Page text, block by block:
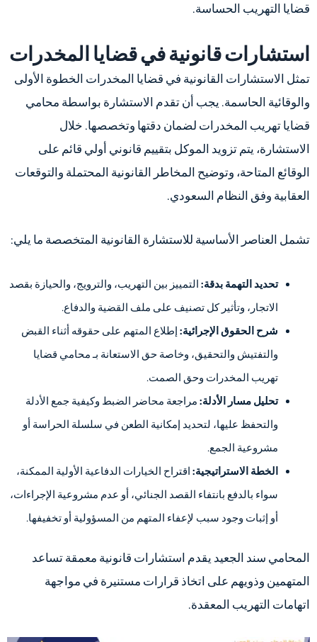
قضايا التهريب الحساسة.
استشارات قانونية في قضايا المخدرات
تمثل الاستشارات القانونية في قضايا المخدرات الخطوة الأولى
والوقائية الحاسمة. يجب أن تقدم الاستشارة بواسطة محامي
قضايا تهريب المخدرات لضمان دقتها وتخصصها. خلال
الاستشارة، يتم تزويد الموكل بتقييم قانوني أولي قائم على
الوقائع المتاحة، وتوضيح المخاطر القانونية المحتملة والتوقعات
العقابية وفق النظام السعودي.
تشمل العناصر الأساسية للاستشارة القانونية المتخصصة ما يلي:
تحديد التهمة بدقة: التمييز بين التهريب، والترويج، والحيازة بقصد
الاتجار، وتأثير كل تصنيف على ملف القضية والدفاع.
شرح الحقوق الإجرائية: إطلاع المتهم على حقوقه أثناء القبض
والتفتيش والتحقيق، وخاصة حق الاستعانة بـ محامي قضايا
تهريب المخدرات وحق الصمت.
تحليل مسار الأدلة: مراجعة محاضر الضبط وكيفية جمع الأدلة
والتحفظ عليها، لتحديد إمكانية الطعن في سلسلة الحراسة أو
مشروعية الجمع.
الخطة الاستراتيجية: اقتراح الخيارات الدفاعية الأولية الممكنة،
سواء بالدفع بانتفاء القصد الجنائي، أو عدم مشروعية الإجراءات،
أو إثبات وجود سبب لإعفاء المتهم من المسؤولية أو تخفيفها.
المحامي سند الجعيد يقدم استشارات قانونية معمقة تساعد
المتهمين وذويهم على اتخاذ قرارات مستنيرة في مواجهة
اتهامات التهريب المعقدة.